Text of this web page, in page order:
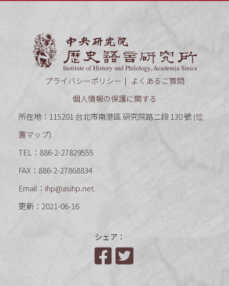
プライバシーポリシー
よくあるご質問
個人情報の保護に関する
所在地：115201 台北市南港區 研究院路二段 130 號 (位
置マップ)
TEL：886-2-27829555
FAX：886-2-27868834
Email： ihp@asihp.net
更新：2021-06-16
シェア：
Facebook